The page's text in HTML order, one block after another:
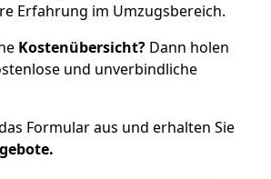
Erfahrung im Umzugsbereich.
Kostenübersicht? Dann holen
und unverbindliche
Formular aus und erhalten Sie